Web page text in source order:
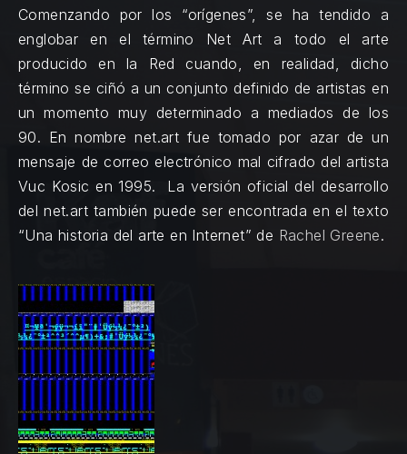
Comenzando por los “orígenes”, se ha tendido a
englobar en el término Net Art a todo el arte
producido en la Red cuando, en realidad, dicho
término se ciñó a un conjunto definido de artistas en
un momento muy determinado a mediados de los
90. En nombre net.art fue tomado por azar de un
mensaje de correo electrónico mal cifrado del artista
Vuc Kosic en 1995. La versión oficial del desarrollo
del net.art también puede ser encontrada en el texto
“Una historia del arte en Internet” de Rachel Greene.